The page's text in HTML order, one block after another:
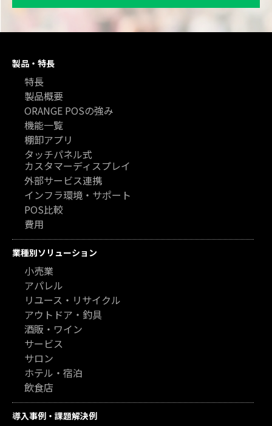
製品・特長
特長
製品概要
ORANGE POSの強み
機能一覧
棚卸アプリ
タッチパネル式
カスタマーディスプレイ
外部サービス連携
インフラ環境・サポート
POS比較
費用
業種別ソリューション
小売業
アパレル
リユース・リサイクル
アウトドア・釣具
酒販・ワイン
サービス
サロン
ホテル・宿泊
飲食店
導入事例・課題解決例